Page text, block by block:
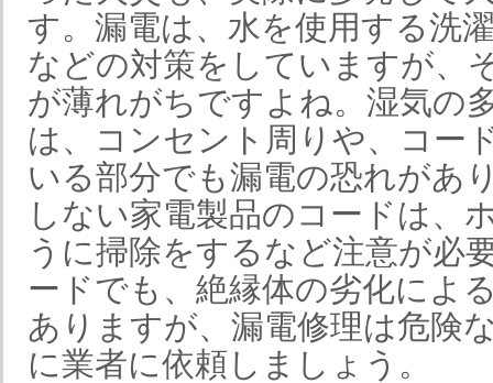
す。漏電は、水を使用する洗
などの対策をしていますが、
が薄れがちですよね。湿気の
は、コンセント周りや、コー
いる部分でも漏電の恐れがあ
しない家電製品のコードは、
うに掃除をするなど注意が必
ードでも、絶縁体の劣化によ
ありますが、漏電修理は危険
に業者に依頼しましょう。